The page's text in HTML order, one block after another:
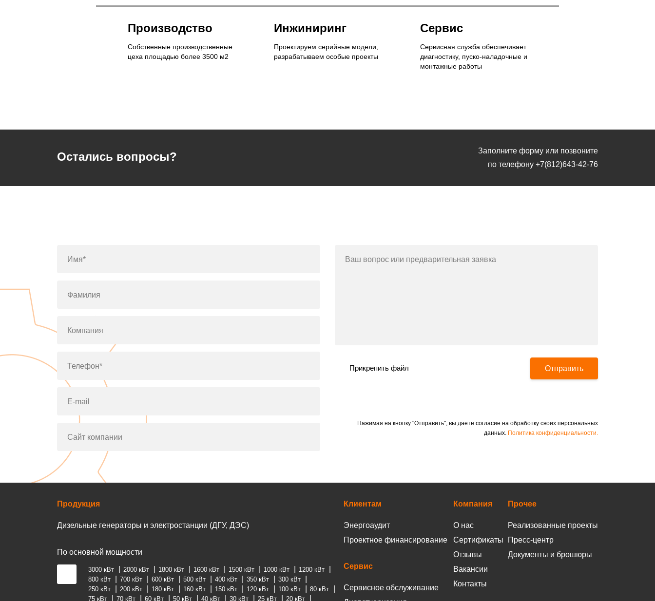
Производство
Собственные производственные
цеха площадью более 3500 м2
Инжиниринг
Проектируем серийные модели,
разрабатываем особые проекты
Сервис
Сервисная служба обеспечивает
диагностику, пуско-наладочные и
монтажные работы
Остались вопросы?
Заполните форму или позвоните
по телефону +7(812)643-42-76
Имя*
Фамилия
Компания
Телефон*
E-mail
Сайт компании
Ваш вопрос или предварительная заявка
Прикрепить файл Отправить
Нажимая на кнопку "Отправить", вы даете согласие на обработку своих персональных
данных. Политика конфиденциальности.
Продукция
Дизельные генераторы и электростанции (ДГУ, ДЭС)
По основной мощности
3000 кВт 2000 кВт 1800 кВт 1600 кВт 1500 кВт 1000 кВт
1200 кВт
800 кВт
700 кВт 600 кВт 500 кВт 400 кВт 350 кВт
300 кВт
250 кВт
200 кВт 180 кВт 160 кВт 150 кВт 120 кВт 100 кВт
80 кВт
75 кВт
70 кВт 60 кВт 50 кВт 40 кВт 30 кВт 25 кВт 20 кВт
Клиентам
Энергоаудит
Проектное финансирование
Сервис
Сервисное обслуживание
Компания
О нас
Сертификаты
Отзывы
Вакансии
Контакты
Прочее
Реализованные проекты
Пресс-центр
Документы и брошюры